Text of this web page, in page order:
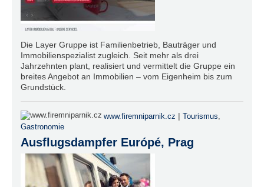
Die Layer Gruppe ist Familienbetrieb, Bauträger und
Immobilienspezialist zugleich. Seit mehr als drei
Jahrzehnten plant, realisiert und vermittelt die Gruppe ein
breites Angebot an Immobilien – vom Eigenheim bis zum
Grundstück.
www.firemniparnik.cz | Tourismus,
Gastronomie
Ausflugsdampfer Európé, Prag